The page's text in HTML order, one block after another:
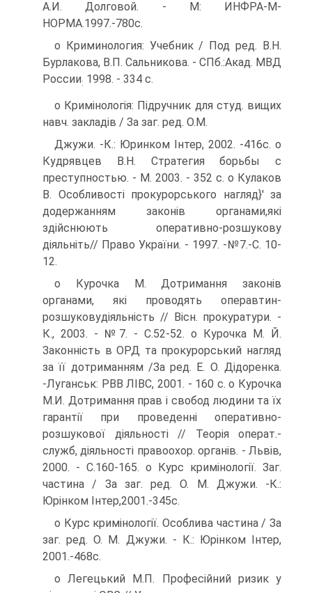
А.И. Долговой. - М: ИНФРА-М-
НОРМА.1997.-780с.
о Криминология: Учебник / Под ред. В.Н.
Бурлакова, В.П. Сальникова. - СПб.:Акад. МВД
России: 1998. - 334 с.
o Кримінологія: Підручник для студ. вищих
навч. закладів / За заг. ред. О.М.
Джужи. -К.: Юринком Інтер, 2002. -416с. о
Кудрявцев В.Н. Стратегия борьбы с
преступностью. - М. 2003. - 352 с. о Кулаков
В. Особливості прокурорського нагляд}' за
додержанням законів органами,які
здійснюють оперативно-розшукову
діяльніть// Право України. - 1997. -№7.-С. 10-
12.
о Курочка М. Дотримання законів
органами, які проводять операвтин-
розшуковудіяльність // Вісн. прокуратури. -
К., 2003. - №7. - С.52-52. о Курочка М. Й.
Законність в ОРД та прокурорський нагляд
за її дотриманням /За ред. Е. О. Дідоренка.
-Луганськ: РВВ ЛІВС, 2001. - 160 с. о Курочка
М.И. Дотримання прав і свобод людини та їх
гарантії при проведенні оперативно-
розшукової діяльності // Теорія операт.-
служб, діяльності правоохор. органів. - Львів,
2000. - С.160-165. о Курс кримінології. Заг.
частина / За заг. ред. О. М. Джужи. -К.:
Юрінком Інтер,2001.-345с.
о Курс кримінології. Особлива частина / За
заг. ред. О. М. Джужи. - К.: Юрінком Інтер,
2001.-468с.
о Легецький М.П. Професійний ризик у